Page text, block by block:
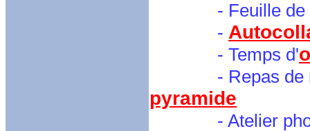
- Feuille
-
- Temps d'
- Repas de
pyramide
- Atelier